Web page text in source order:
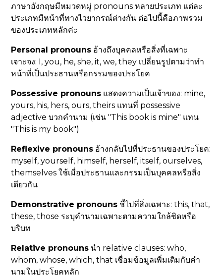
ภาษาอังกฤษมีหมวดหมู่ pronouns หลายประเภท แต่ละ
ประเภทมีหน้าที่ทางไวยากรณ์ต่างกัน ต่อไปนี้คือภาพรวม
ของประเภทหลักค่ะ
Personal pronouns อ้างถึงบุคคลหรือสิ่งที่เฉพาะ
เจาะจง: I, you, he, she, it, we, they เปลี่ยนรูปตามว่าทำ
หน้าที่เป็นประธานหรือกรรมของประโยค
Possessive pronouns แสดงความเป็นเจ้าของ: mine,
yours, his, hers, ours, theirs แทนที่ possessive
adjective บวกคำนาม (เช่น "This book is mine" แทน
"This is my book")
Reflexive pronouns อ้างกลับไปที่ประธานของประโยค:
myself, yourself, himself, herself, itself, ourselves,
themselves ใช้เมื่อประธานและกรรมเป็นบุคคลหรือสิ่ง
เดียวกัน
Demonstrative pronouns ชี้ไปที่สิ่งเฉพาะ: this, that,
these, those ระบุคำนามเฉพาะตามความใกล้ชิดหรือ
บริบท
Relative pronouns นำ relative clauses: who,
whom, whose, which, that เชื่อมข้อมูลเพิ่มเติมกับคำ
นามในประโยคหลัก